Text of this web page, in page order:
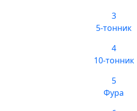
3
5-тонник
4
10-тонник
5
Фура